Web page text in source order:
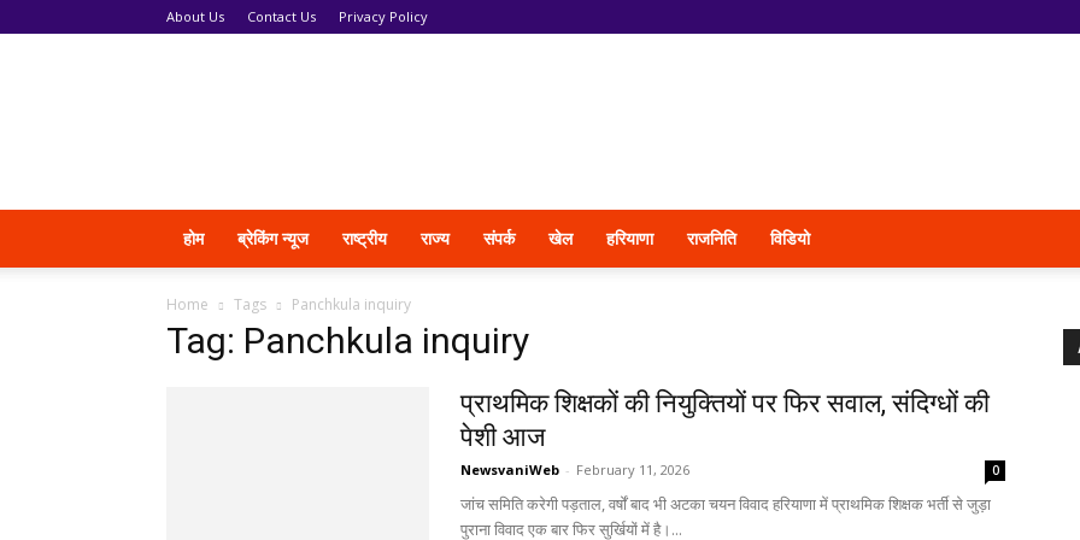
About Us Contact Us Privacy Policy
होम ब्रेकिंग न्यूज राष्ट्रीय राज्य संपर्क खेल हरियाणा राजनिति विडियो
Home Tags Panchkula inquiry
Tag: Panchkula inquiry
प्राथमिक शिक्षकों की नियुक्तियों पर फिर सवाल, संदिग्धों की
पेशी आज
NewsvaniWeb - February 11, 2026 0
जांच समिति करेगी पड़ताल, वर्षों बाद भी अटका चयन विवाद हरियाणा में प्राथमिक शिक्षक भर्ती से जुड़ा
पुराना विवाद एक बार फिर सुर्खियों में है।...